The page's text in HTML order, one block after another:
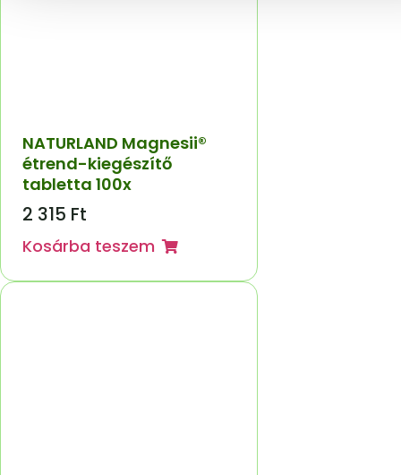
NATURLAND Magnesii®
étrend-kiegészítő
tabletta 100x
2 315 Ft
Kosárba teszem